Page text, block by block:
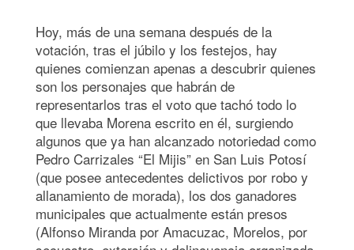
Hoy, más de una semana después de la
votación, tras el júbilo y los festejos, hay
quienes comienzan apenas a descubrir quienes
son los personajes que habrán de
representarlos tras el voto que tachó todo lo
que llevaba Morena escrito en él, surgiendo
algunos que ya han alcanzado notoriedad como
Pedro Carrizales “El Mijis” en San Luis Potosí
(que posee antecedentes delictivos por robo y
allanamiento de morada), los dos ganadores
municipales que actualmente están presos
(Alfonso Miranda por Amacuzac, Morelos, por